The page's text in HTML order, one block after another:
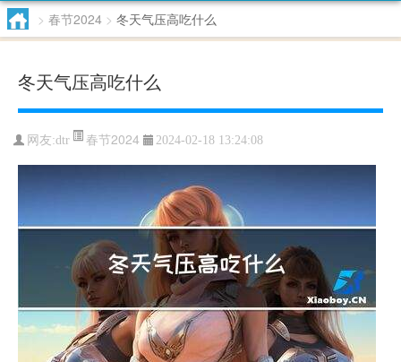
> 春节2024 > 冬天气压高吃什么
冬天气压高吃什么
网友:dtr 春节2024 2024-02-18 13:24:08